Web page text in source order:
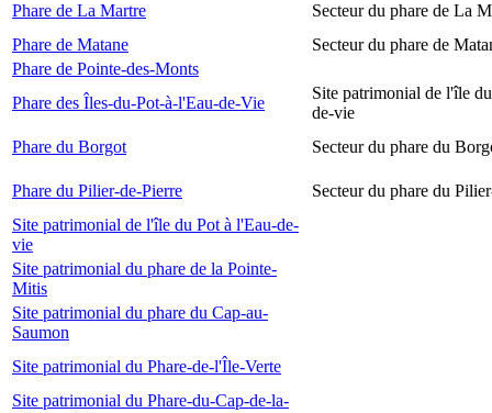
Phare de La Martre
Secteur du phare de La
Phare de Matane
Secteur du phare de
Phare de Pointe-des-Monts
Phare des Îles-du-Pot-à-l'Eau-de-Vie
Site patrimonial de l'île
de-vie
Phare du Borgot
Secteur du phare du
Phare du Pilier-de-Pierre
Secteur du phare du
Site patrimonial de l'île du Pot à l'Eau-de-
vie
Site patrimonial du phare de la Pointe-
Mitis
Site patrimonial du phare du Cap-au-
Saumon
Site patrimonial du Phare-de-l'Île-Verte
Site patrimonial du Phare-du-Cap-de-la-